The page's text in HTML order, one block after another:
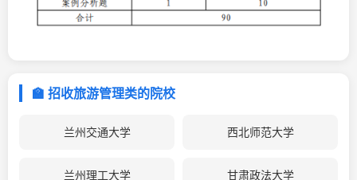
🏫 招收旅游管理类的院校
兰州交通大学 西北师范大学
兰州理工大学 甘肃政法大学